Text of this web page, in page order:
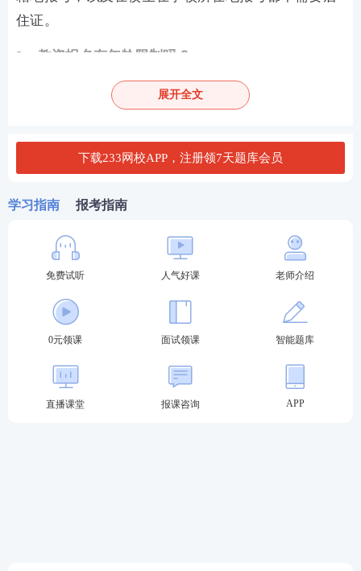
住证。
3、教资报名有年龄限制吗？
教资报名只要未到退休年龄即可。
关于教师资格证考试
教材精讲班
—讲解各章节知识点，系统性帮助
展开全文
下载233网校APP，注册领7天题库会员
学习指南 报考指南
免费试听 人气好课 老师介绍
0元领课 面试领课 智能题库
直播课堂 报课咨询 APP